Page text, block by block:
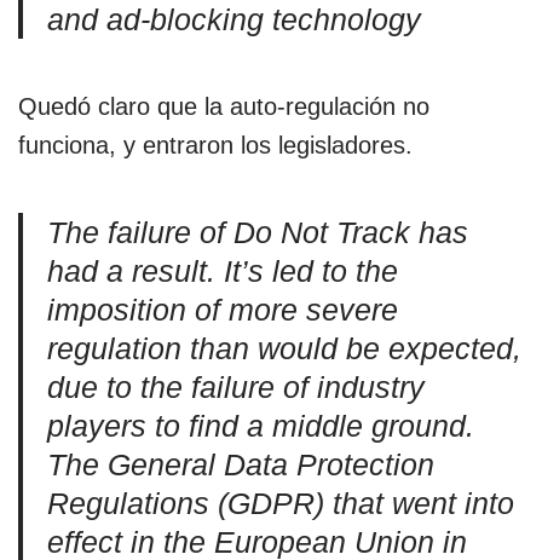
and ad-blocking technology
Quedó claro que la auto-regulación no
funciona, y entraron los legisladores.
The failure of Do Not Track has
had a result. It’s led to the
imposition of more severe
regulation than would be expected,
due to the failure of industry
players to find a middle ground.
The General Data Protection
Regulations (GDPR) that went into
effect in the European Union in